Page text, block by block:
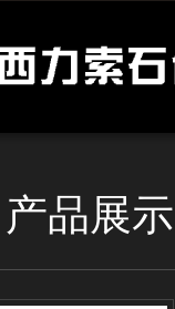
产品展